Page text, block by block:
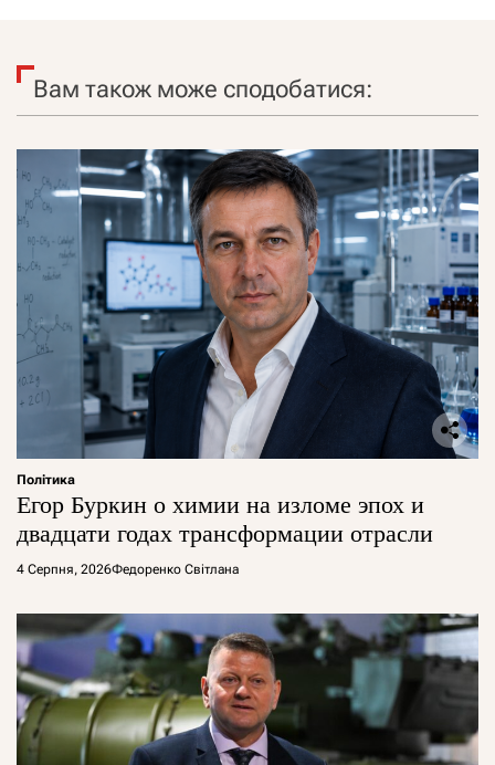
Вам також може сподобатися:
Політика
Егор Буркин о химии на изломе эпох и
двадцати годах трансформации отрасли
4 Серпня, 2026Федоренко Світлана